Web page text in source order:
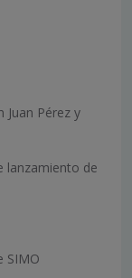
Juan Pérez y
lanzamiento de
SIMO